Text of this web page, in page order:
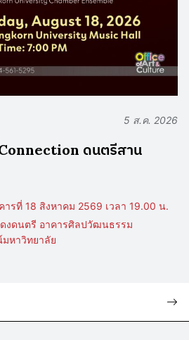
5 ส.ค. 2026
ดนตรีสาน
ารที่ 18 สิงหาคม 2569 เวลา 19.00 น.
งดนตรี อาคารศิลปวัฒนธรรม
หาวิทยาลัย